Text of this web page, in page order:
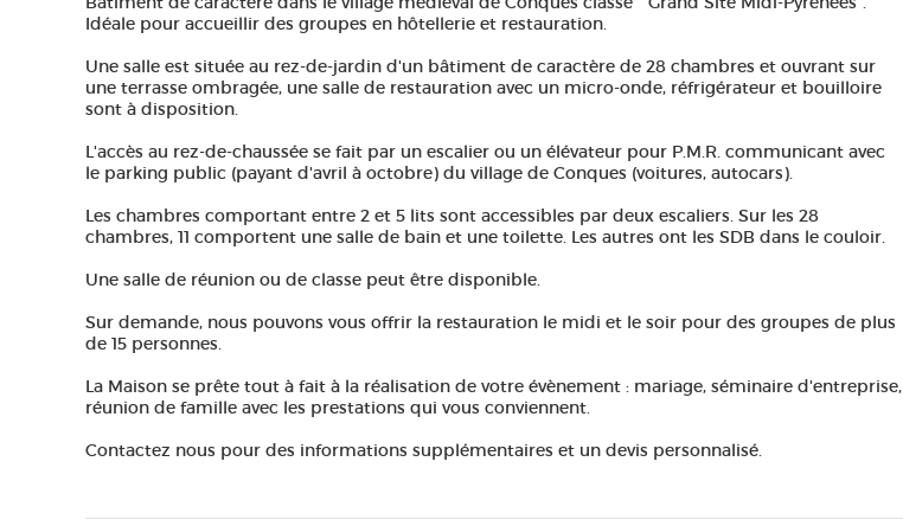
Idéale pour accueillir des groupes en hôtellerie et restauration.
Une salle est située au rez-de-jardin d'un bâtiment de caractère de 28 chambres et ouvrant sur
une terrasse ombragée, une salle de restauration avec un micro-onde, réfrigérateur et bouilloire
sont à disposition.
L'accès au rez-de-chaussée se fait par un escalier ou un élévateur pour P.M.R. communicant avec
le parking public (payant d'avril à octobre) du village de Conques (voitures, autocars).
Les chambres comportant entre 2 et 5 lits sont accessibles par deux escaliers. Sur les 28
chambres, 11 comportent une salle de bain et une toilette. Les autres ont les SDB dans le couloir.
Une salle de réunion ou de classe peut être disponible.
Sur demande, nous pouvons vous offrir la restauration le midi et le soir pour des groupes de plus
de 15 personnes.
La Maison se prête tout à fait à la réalisation de votre évènement : mariage, séminaire d'entreprise,
réunion de famille avec les prestations qui vous conviennent.
Contactez nous pour des informations supplémentaires et un devis personnalisé.